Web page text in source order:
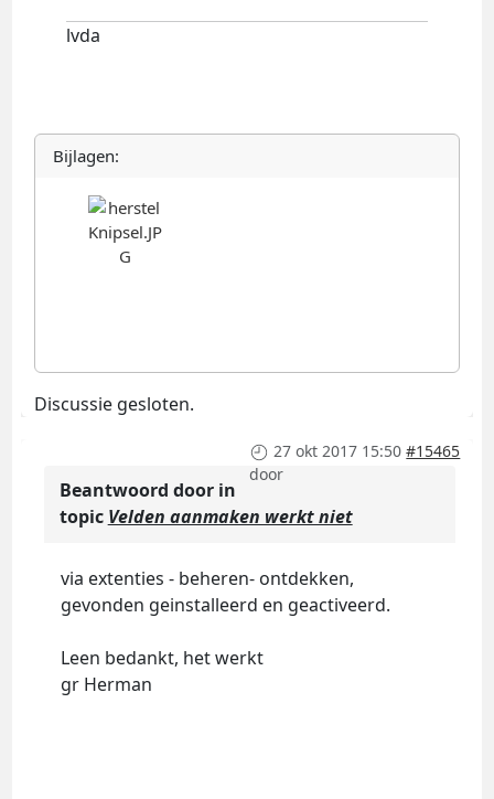
lvda
Bijlagen:
Discussie gesloten.
27 okt 2017 15:50 #15465
door
Beantwoord door in
topic Velden aanmaken werkt niet
via extenties - beheren- ontdekken,
gevonden geinstalleerd en geactiveerd.
Leen bedankt, het werkt
gr Herman